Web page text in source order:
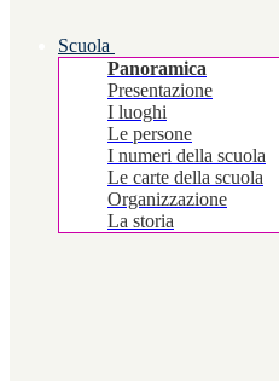
Scuola
Panoramica
Presentazione
I luoghi
Le persone
I numeri della scuola
Le carte della scuola
Organizzazione
La storia